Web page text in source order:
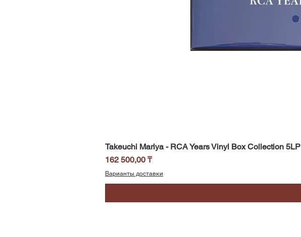
Takeuchi Mariya - RCA Years Vinyl Box Collection 5LP
Цена
162 500,00 ₸
Варианты доставки